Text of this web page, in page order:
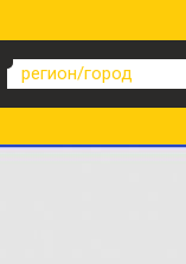
регион/город